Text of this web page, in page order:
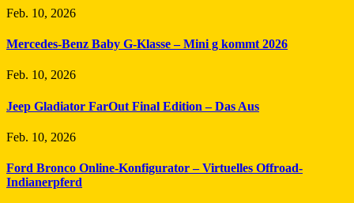
Feb. 10, 2026
Mercedes-Benz Baby G-Klasse – Mini g kommt 2026
Feb. 10, 2026
Jeep Gladiator FarOut Final Edition – Das Aus
Feb. 10, 2026
Ford Bronco Online-Konfigurator – Virtuelles Offroad-
Indianerpferd